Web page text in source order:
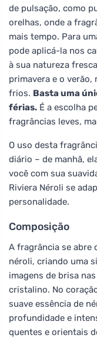
de pulsação, como
orelhas, onde a
mais tempo. Para
pode aplicá-la nos
à sua natureza
primavera e o verão,
frios. Basta uma
férias. É a escolha
fragrâncias leves,
O uso desta
diário – de manhã,
você com sua
Riviera Néroli se
personalidade.
Composição
A fragrância se abre
néroli, criando uma
imagens de brisa
cristalino. No
suave essência de
profundidade e
quentes e orientais